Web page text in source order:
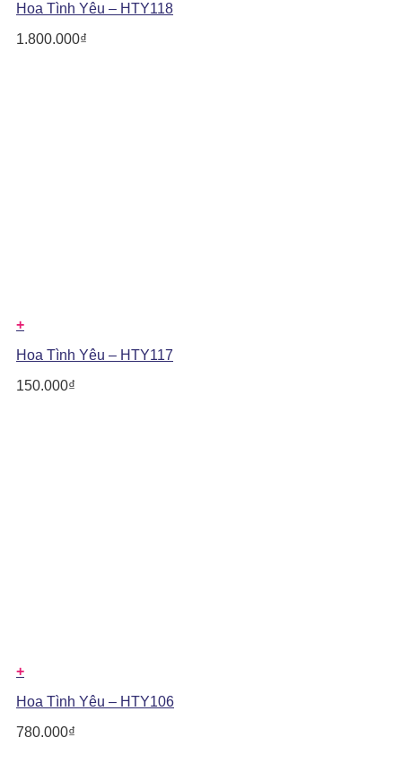
Hoa Tình Yêu – HTY118
1.800.000₫
+
Hoa Tình Yêu – HTY117
150.000₫
+
Hoa Tình Yêu – HTY106
780.000₫